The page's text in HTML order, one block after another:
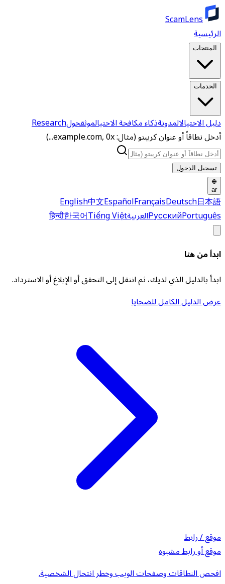
ScamLens
الرئيسية
المنتجات
الخدمات
دليل الاحتيالالمدونةذكاء مكافحة الاحتيالموثقحولResearch
أدخل نطاقاً أو عنوان كريبتو (مثال: example.com, 0x...)
تسجيل الدخول
ar
English中文EspañolFrançaisDeutsch日本語
РусскийPortuguês العربية हिन्दी한국어Tiếng Việt
ابدأ من هنا
ابدأ بالدليل الذي لديك، ثم انتقل إلى التحقق أو الإبلاغ أو الاسترداد.
عرض الدليل الكامل للضحايا
موقع / رابط
موقع أو رابط مشبوه
افحص النطاقات وصفحات الويب وخطر انتحال الشخصية.